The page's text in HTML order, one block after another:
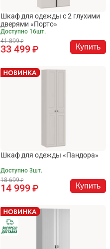
Шкаф для одежды с 2 глухими
дверями «Порто»
Доступно 16шт.
41 899
33 499 Купить
Шкаф для одежды «Пандора»
Доступно 3шт.
18 699
14 999 Купить